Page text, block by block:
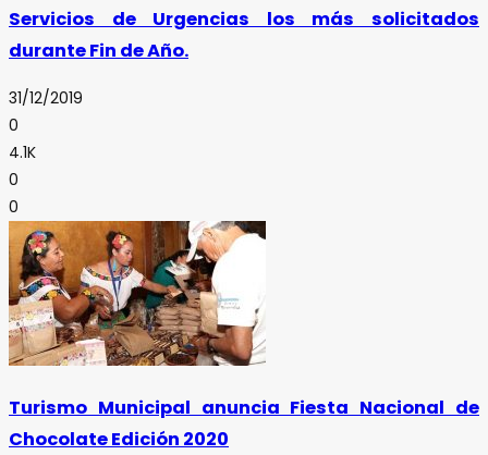
Servicios de Urgencias los más solicitados
durante Fin de Año.
31/12/2019
0
4.1K
0
0
Turismo Municipal anuncia Fiesta Nacional de
Chocolate Edición 2020